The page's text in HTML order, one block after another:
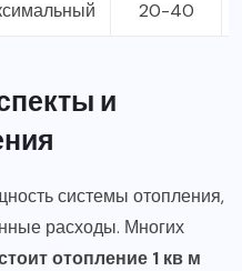
20-40
и
системы отопления,
расходы. Многих
отопление 1 кв м